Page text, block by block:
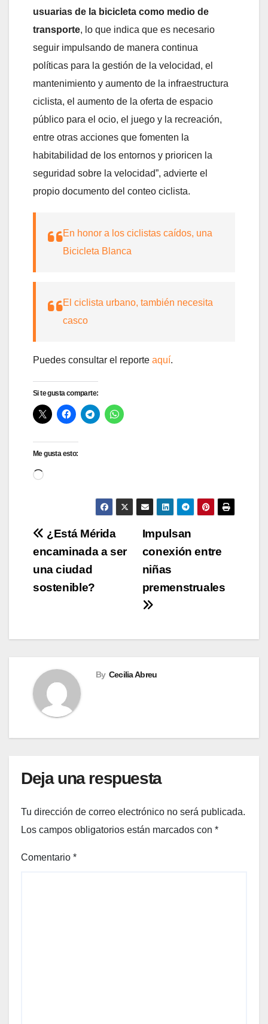
usuarias de la bicicleta como medio de
transporte, lo que indica que es necesario
seguir impulsando de manera continua
políticas para la gestión de la velocidad, el
mantenimiento y aumento de la infraestructura
ciclista, el aumento de la oferta de espacio
público para el ocio, el juego y la recreación,
entre otras acciones que fomenten la
habitabilidad de los entornos y prioricen la
seguridad sobre la velocidad”, advierte el
propio documento del conteo ciclista.
En honor a los ciclistas caídos, una
Bicicleta Blanca
El ciclista urbano, también necesita
casco
Puedes consultar el reporte aquí.
Si te gusta comparte:
Me gusta esto:
Cargando...
Navegación
de
entradas
Impulsan
conexión entre
niñas
premenstruales
¿Está Mérida
encaminada a ser
una ciudad
sostenible?
By Cecilia Abreu
Deja una respuesta
Tu dirección de correo electrónico no será publicada.
Los campos obligatorios están marcados con *
Comentario *